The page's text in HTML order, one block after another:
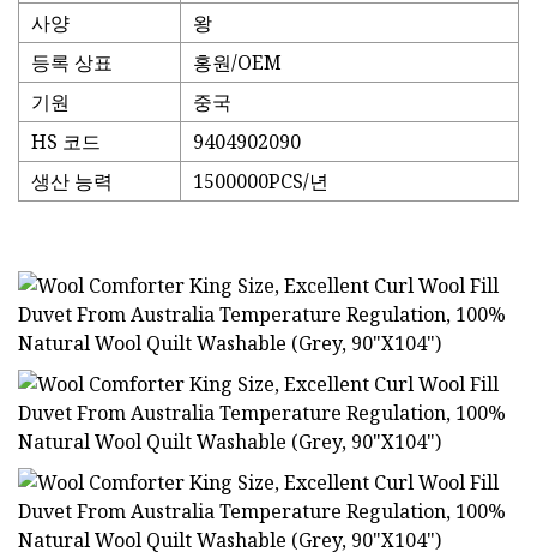
사양
왕
등록 상표
홍원/OEM
기원
중국
HS 코드
9404902090
생산 능력
1500000PCS/년